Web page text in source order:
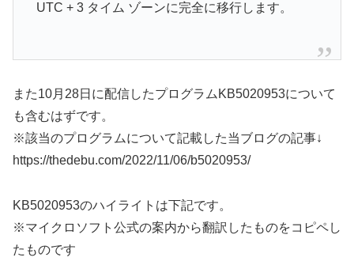
UTC + 3 タイム ゾーンに完全に移行します。
また10月28日に配信したプログラムKB5020953について
も含むはずです。
※該当のプログラムについて記載した当ブログの記事↓
https://thedebu.com/2022/11/06/b5020953/
KB5020953のハイライトは下記です。
※マイクロソフト公式の案内から翻訳したものをコピペし
たものです